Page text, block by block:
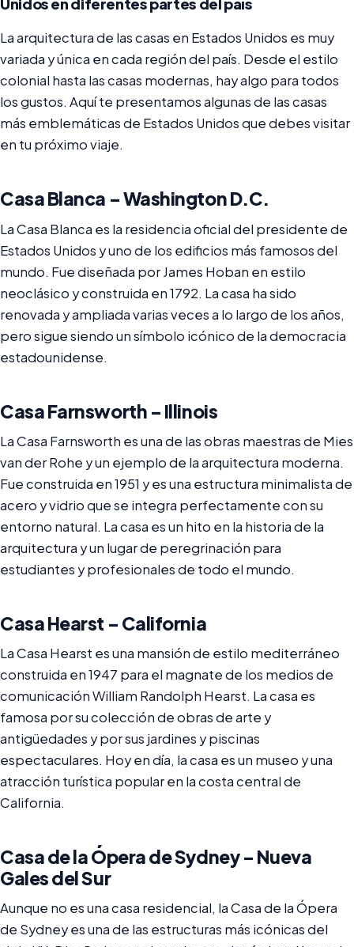
La arquitectura de las casas en Estados Unidos es muy
variada y única en cada región del país. Desde el estilo
colonial hasta las casas modernas, hay algo para todos
los gustos. Aquí te presentamos algunas de las casas
más emblemáticas de Estados Unidos que debes visitar
en tu próximo viaje.
Casa Blanca – Washington D.C.
La Casa Blanca es la residencia oficial del presidente de
Estados Unidos y uno de los edificios más famosos del
mundo. Fue diseñada por James Hoban en estilo
neoclásico y construida en 1792. La casa ha sido
renovada y ampliada varias veces a lo largo de los años,
pero sigue siendo un símbolo icónico de la democracia
estadounidense.
Casa Farnsworth – Illinois
La Casa Farnsworth es una de las obras maestras de Mies
van der Rohe y un ejemplo de la arquitectura moderna.
Fue construida en 1951 y es una estructura minimalista de
acero y vidrio que se integra perfectamente con su
entorno natural. La casa es un hito en la historia de la
arquitectura y un lugar de peregrinación para
estudiantes y profesionales de todo el mundo.
Casa Hearst – California
La Casa Hearst es una mansión de estilo mediterráneo
construida en 1947 para el magnate de los medios de
comunicación William Randolph Hearst. La casa es
famosa por su colección de obras de arte y
antigüedades y por sus jardines y piscinas
espectaculares. Hoy en día, la casa es un museo y una
atracción turística popular en la costa central de
California.
Casa de la Ópera de Sydney – Nueva
Gales del Sur
Aunque no es una casa residencial, la Casa de la Ópera
de Sydney es una de las estructuras más icónicas del